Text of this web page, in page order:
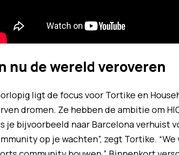
nu de wereld veroveren
ligt de focus voor Tortike en
dromen. Ze hebben de ambitie om
je bijvoorbeeld naar Barcelona verhuist
op je wachten”, zegt Tortike.